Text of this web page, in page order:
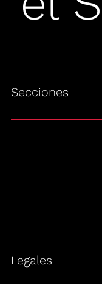
Secciones
Legales